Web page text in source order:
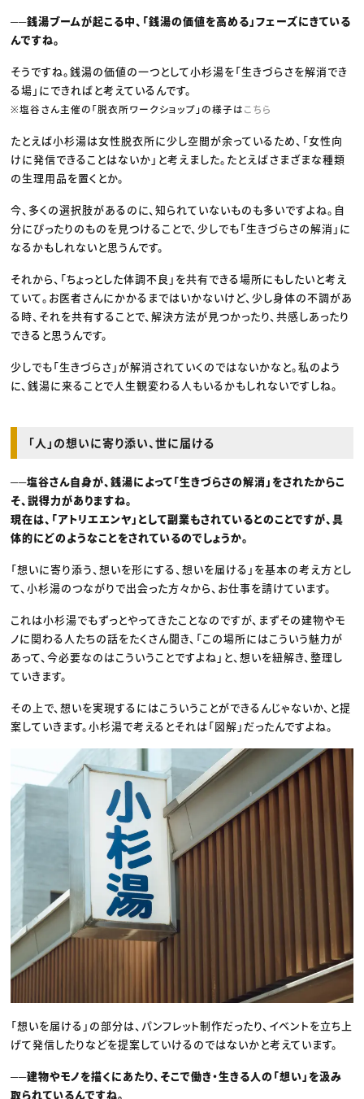
──銭湯ブームが起こる中、「銭湯の価値を高める」フェーズにきている
んですね。
そうですね。銭湯の価値の一つとして小杉湯を「生きづらさを解消でき
る場」にできればと考えているんです。
※塩谷さん主催の「脱衣所ワークショップ」の様子はこちら
たとえば小杉湯は女性脱衣所に少し空間が余っているため、「女性向
けに発信できることはないか」と考えました。たとえばさまざまな種類
の生理用品を置くとか。
今、多くの選択肢があるのに、知られていないものも多いですよね。自
分にぴったりのものを見つけることで、少しでも「生きづらさの解消」に
なるかもしれないと思うんです。
それから、「ちょっとした体調不良」を共有できる場所にもしたいと考え
ていて。お医者さんにかかるまではいかないけど、少し身体の不調があ
る時、それを共有することで、解決方法が見つかったり、共感しあったり
できると思うんです。
少しでも「生きづらさ」が解消されていくのではないかなと。私のよう
に、銭湯に来ることで人生観変わる人もいるかもしれないですしね。
「人」の想いに寄り添い、世に届ける
──塩谷さん自身が、銭湯によって「生きづらさの解消」をされたからこ
そ、説得力がありますね。
現在は、「アトリエエンヤ」として副業もされているとのことですが、具
体的にどのようなことをされているのでしょうか。
「想いに寄り添う、想いを形にする、想いを届ける」を基本の考え方とし
て、小杉湯のつながりで出会った方々から、お仕事を請けています。
これは小杉湯でもずっとやってきたことなのですが、まずその建物やモ
ノに関わる人たちの話をたくさん聞き、「この場所にはこういう魅力が
あって、今必要なのはこういうことですよね」と、想いを紐解き、整理し
ていきます。
その上で、想いを実現するにはこういうことができるんじゃないか、と提
案していきます。小杉湯で考えるとそれは「図解」だったんですよね。
「想いを届ける」の部分は、パンフレット制作だったり、イベントを立ち上
げて発信したりなどを提案していけるのではないかと考えています。
──建物やモノを描くにあたり、そこで働き・生きる人の「想い」を汲み
取られているんですね。